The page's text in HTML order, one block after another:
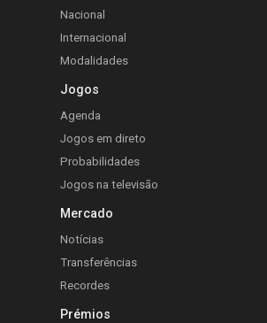
Nacional
Internacional
Modalidades
Jogos
Agenda
Jogos em direto
Probabilidades
Jogos na televisão
Mercado
Notícias
Transferências
Recordes
Prémios